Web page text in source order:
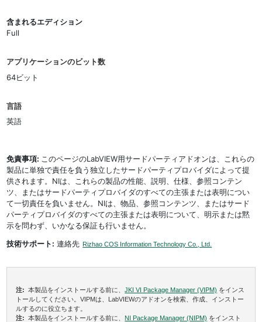
含まれるエディション
Full
アプリケーションのビット数
64ビット
言語
英語
免責事項: このページのLabVIEW用サードパーティアドオンは、これらの
製品に単独で責任を負う独立したサードパーティプロバイダによって提
供されます。NIは、これらの製品の性能、説明、仕様、参照コンテン
ツ、またはサードパーティプロバイダのすべての主張または表明につい
て一切責任を負いません。NIは、物品、参照コンテンツ、またはサード
パーティプロバイダのすべての主張または表明について、明示または黙
示を問わず、いかなる保証も行いません。
技術サポート: 連絡先 Rizhao COS Information Technology Co., Ltd.
注:本製品をインストールする前に、JKI VI Package Manager (VIPM) をインス
トールしてください。VIPMは、LabVIEWのアドオンを検索、作成、インストー
ルするのに役立ちます。
注:本製品をインストールする前に、 NI Package Manager (NIPM) をインスト